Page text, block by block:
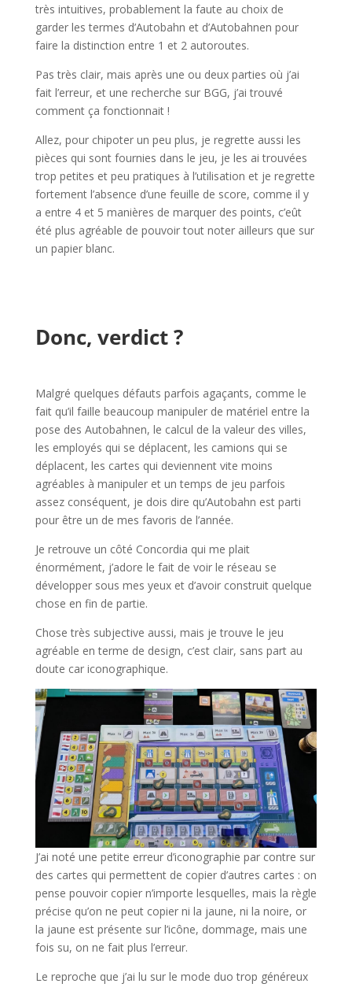
très intuitives, probablement la faute au choix de
garder les termes d’Autobahn et d’Autobahnen pour
faire la distinction entre 1 et 2 autoroutes.
Pas très clair, mais après une ou deux parties où j’ai
fait l’erreur, et une recherche sur BGG, j’ai trouvé
comment ça fonctionnait !
Allez, pour chipoter un peu plus, je regrette aussi les
pièces qui sont fournies dans le jeu, je les ai trouvées
trop petites et peu pratiques à l’utilisation et je regrette
fortement l’absence d’une feuille de score, comme il y
a entre 4 et 5 manières de marquer des points, c’eût
été plus agréable de pouvoir tout noter ailleurs que sur
un papier blanc.
Donc, verdict ?
Malgré quelques défauts parfois agaçants, comme le
fait qu’il faille beaucoup manipuler de matériel entre la
pose des Autobahnen, le calcul de la valeur des villes,
les employés qui se déplacent, les camions qui se
déplacent, les cartes qui deviennent vite moins
agréables à manipuler et un temps de jeu parfois
assez conséquent, je dois dire qu’Autobahn est parti
pour être un de mes favoris de l’année.
Je retrouve un côté Concordia qui me plait
énormément, j’adore le fait de voir le réseau se
développer sous mes yeux et d’avoir construit quelque
chose en fin de partie.
Chose très subjective aussi, mais je trouve le jeu
agréable en terme de design, c’est clair, sans part au
doute car iconographique.
J’ai noté une petite erreur d’iconographie par contre sur
des cartes qui permettent de copier d’autres cartes : on
pense pouvoir copier n’importe lesquelles, mais la règle
précise qu’on ne peut copier ni la jaune, ni la noire, or
la jaune est présente sur l’icône, dommage, mais une
fois su, on ne fait plus l’erreur.
Le reproche que j’ai lu sur le mode duo trop généreux